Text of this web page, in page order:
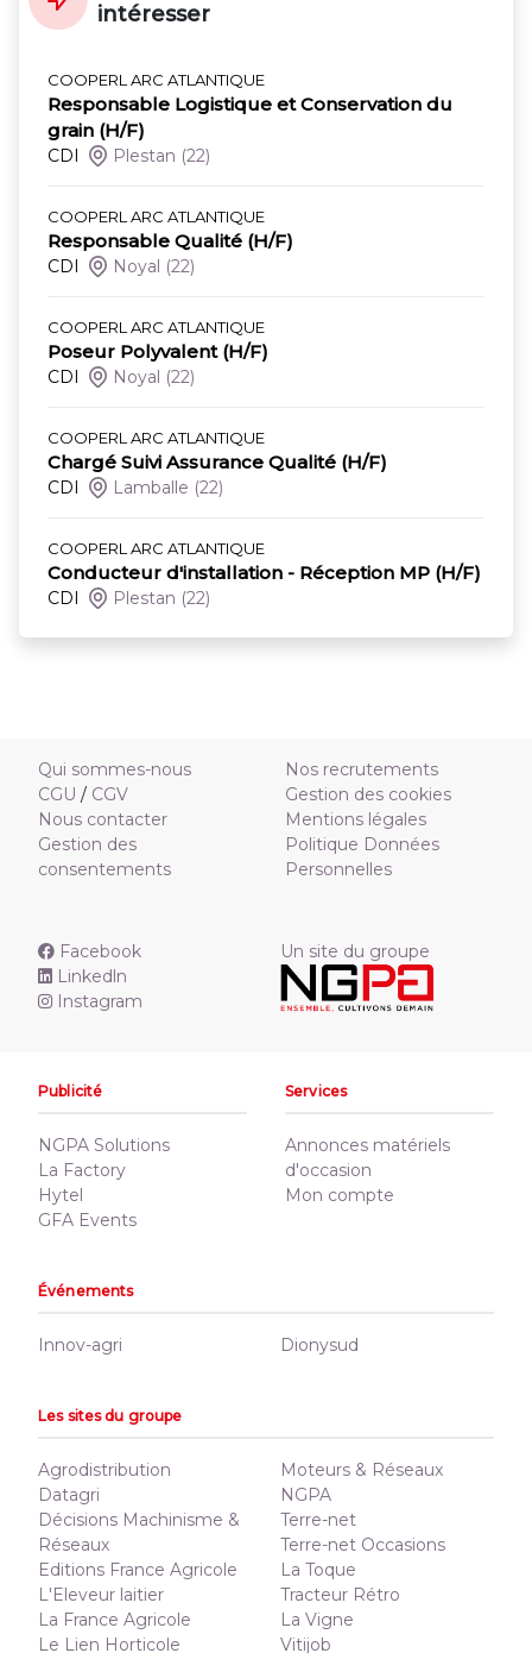
intéresser
COOPERL ARC ATLANTIQUE
Responsable Logistique et Conservation du
grain (H/F)
CDI Plestan (22)
COOPERL ARC ATLANTIQUE
Responsable Qualité (H/F)
CDI Noyal (22)
COOPERL ARC ATLANTIQUE
Poseur Polyvalent (H/F)
CDI Noyal (22)
COOPERL ARC ATLANTIQUE
Chargé Suivi Assurance Qualité (H/F)
CDI Lamballe (22)
COOPERL ARC ATLANTIQUE
Conducteur d'installation - Réception MP (H/F)
CDI Plestan (22)
Qui sommes-nous
CGU / CGV
Nous contacter
Gestion des
consentements
Nos recrutements
Gestion des cookies
Mentions légales
Politique Données
Personnelles
Facebook
Linkedln
Instagram
Un site du groupe
Publicité
NGPA Solutions
La Factory
Hytel
GFA Events
Services
Annonces matériels
d'occasion
Mon compte
Événements
Innov-agri Dionysud
Les sites du groupe
Agrodistribution
Datagri
Décisions Machinisme &
Réseaux
Editions France Agricole
L'Eleveur laitier
La France Agricole
Le Lien Horticole
Moteurs & Réseaux
NGPA
Terre-net
Terre-net Occasions
La Toque
Tracteur Rétro
La Vigne
Vitijob